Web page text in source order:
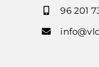
96 201